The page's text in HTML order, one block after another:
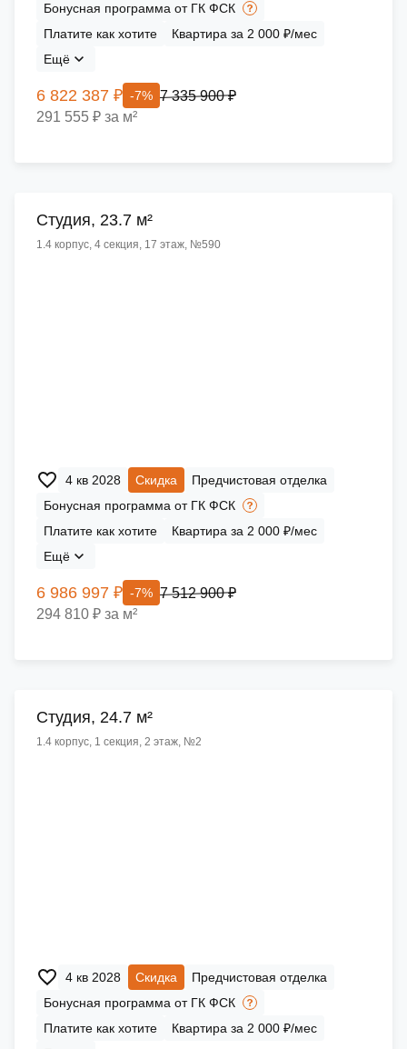
Бонусная программа от ГК ФСК
Платите как хотите
Квартира за 2 000 ₽/мес
Ещё
6 822 387 ₽ -7% 7 335 900 ₽
291 555 ₽ за м²
Cтудия, 23.7 м²
1.4 корпус, 4 секция, 17 этаж, №590
4 кв 2028 Скидка
Предчистовая отделка
Бонусная программа от ГК ФСК
Платите как хотите
Квартира за 2 000 ₽/мес
Ещё
6 986 997 ₽ -7% 7 512 900 ₽
294 810 ₽ за м²
Cтудия, 24.7 м²
1.4 корпус, 1 секция, 2 этаж, №2
4 кв 2028 Скидка
Предчистовая отделка
Бонусная программа от ГК ФСК
Платите как хотите
Квартира за 2 000 ₽/мес